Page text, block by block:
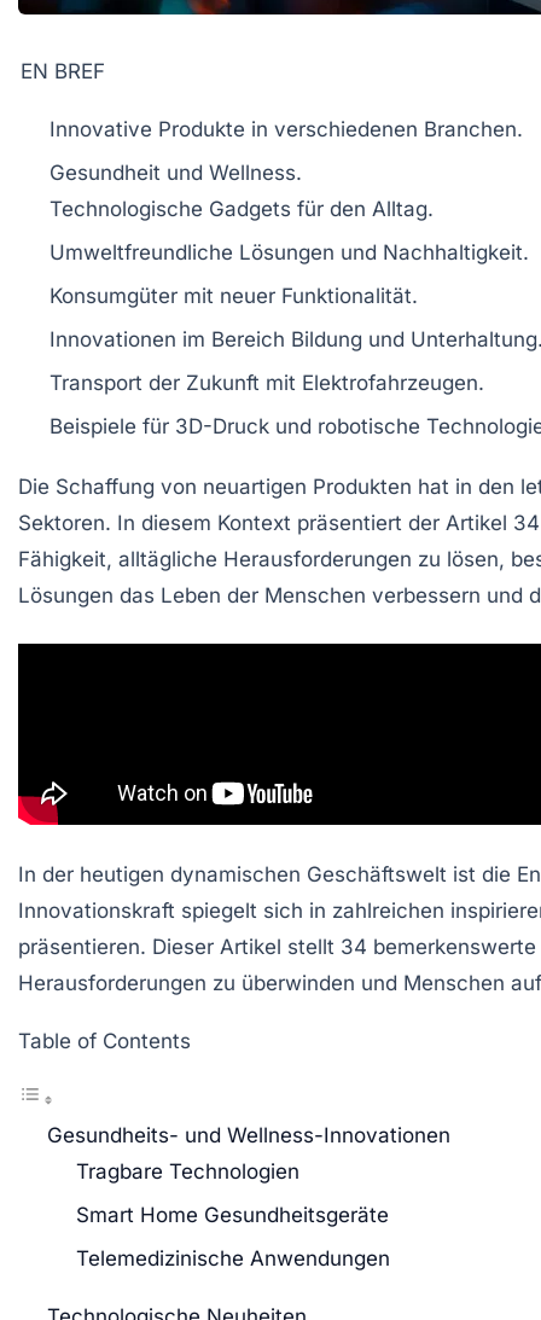
EN BREF
Innovative Produkte in verschiedenen Branchen.
Gesundheit und Wellness.
Technologische Gadgets für den Alltag.
Umweltfreundliche Lösungen und Nachhaltigkeit.
Konsumgüter mit neuer Funktionalität.
Innovationen im Bereich Bildung und Unterhaltung
Transport der Zukunft mit Elektrofahrzeugen.
Beispiele für 3D-Druck und robotische
Die Schaffung von neuartigen Produkten hat in den
Sektoren. In diesem Kontext präsentiert der Artikel
Fähigkeit, alltägliche Herausforderungen zu lösen,
Lösungen das Leben der Menschen verbessern und
In der heutigen dynamischen Geschäftswelt ist die
Innovationskraft spiegelt sich in zahlreichen
präsentieren. Dieser Artikel stellt 34
Herausforderungen zu überwinden und Menschen
Table of Contents
Gesundheits- und Wellness-Innovationen
Tragbare Technologien
Smart Home Gesundheitsgeräte
Telemedizinische Anwendungen